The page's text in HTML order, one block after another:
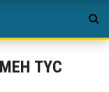
ТҮС